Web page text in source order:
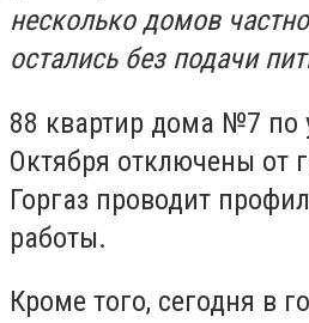
несколько домов
остались без подачи
88 квартир дома №7 по
Октября отключены от
Горгаз проводит
работы.
Кроме того, сегодня в